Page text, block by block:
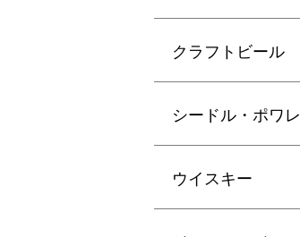
クラフトビール
シードル・ポワレ
ウイスキー